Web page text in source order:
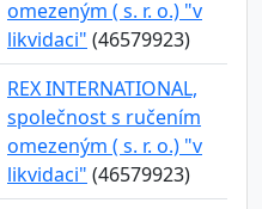
omezeným ( s. r. o.) "v
likvidaci" (46579923)
REX INTERNATIONAL,
společnost s ručením
omezeným ( s. r. o.) "v
likvidaci" (46579923)